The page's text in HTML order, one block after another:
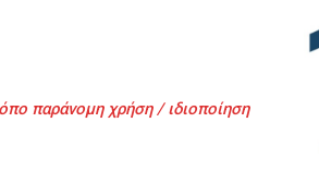
παράνομη χρήση / ιδιοποίηση